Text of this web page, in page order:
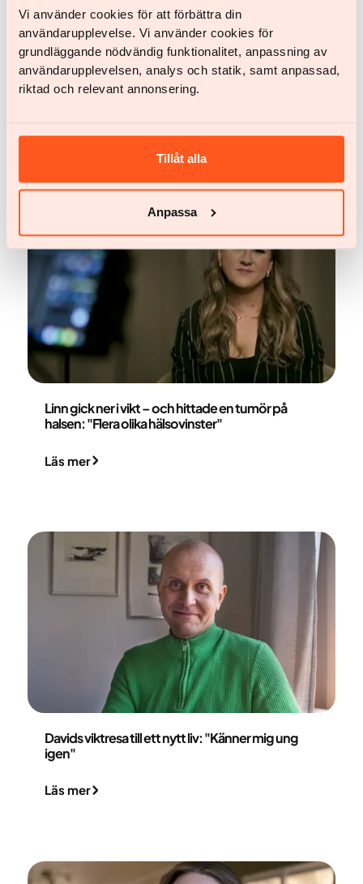
Vi använder cookies för att förbättra din
användarupplevelse. Vi använder cookies för
grundläggande nödvändig funktionalitet, anpassning av
användarupplevelsen, analys och statik, samt anpassad,
riktad och relevant annonsering.
Tillåt alla
Anpassa
mitt liv tillbaka".
Fler framgångsberättelser
Linn gick ner i vikt – och hittade en tumör på
halsen: "Flera olika hälsovinster"
Läs mer
Davids viktresa till ett nytt liv: "Känner mig ung
igen"
Läs mer